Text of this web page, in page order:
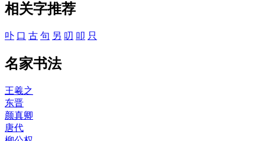
相关字推荐
卟 口 古 句 另 叨 叩 只
名家书法
王羲之
东晋
颜真卿
唐代